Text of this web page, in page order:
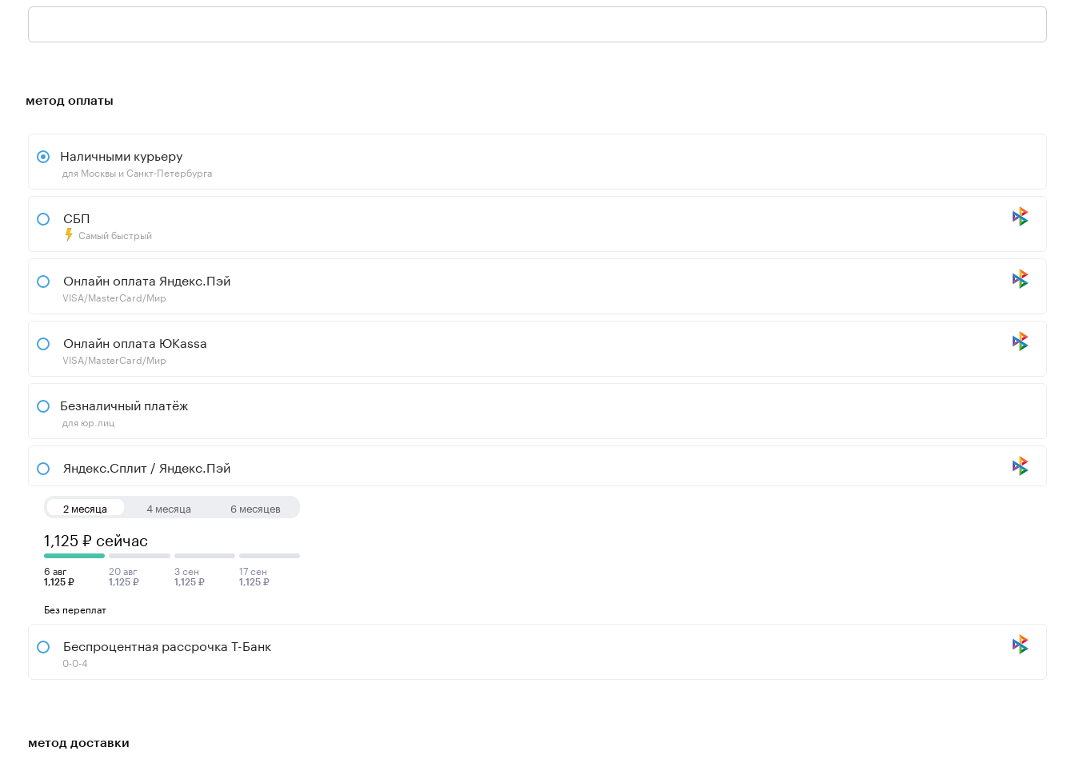
метод оплаты
Наличными курьеру
для Москвы и Санкт-Петербурга
СБП
Самый быстрый
Онлайн оплата Яндекс.Пэй
VISA/MasterCard/Мир
Онлайн оплата ЮKassa
VISA/MasterCard/Мир
Безналичный платёж
для юр.лиц
Яндекс.Сплит / Яндекс.Пэй
2 месяца 4 месяца 6 месяцев
1,125 ₽ сейчас
6 авг
1,125 ₽
20 авг
1,125 ₽
3 сен
1,125 ₽
17 сен
1,125 ₽
Без переплат
Беспроцентная рассрочка Т-Банк
0-0-4
метод доставки